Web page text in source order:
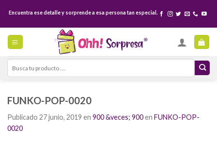
content
Encuentra ese detalle y sorprende a esa persona tan especial.
Search
for:
FUNKO-POP-0020
Publicado 27 junio, 2019 en 900 &veces; 900en FUNKO-POP-
0020